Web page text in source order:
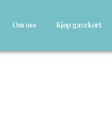
Om oss Kjøp gavekort